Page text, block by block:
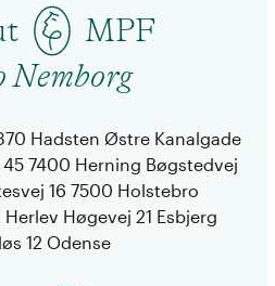
MPF
Nemborg
Hadsten Østre Kanalgade
7400 Herning Bøgstedvej
16 7500 Holstebro
Herlev Høgevej 21 Esbjerg
12 Odense